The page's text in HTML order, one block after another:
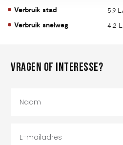
Verbruik stad 5.9
Verbruik snelweg 4.2
VRAGEN OF INTERESSE?